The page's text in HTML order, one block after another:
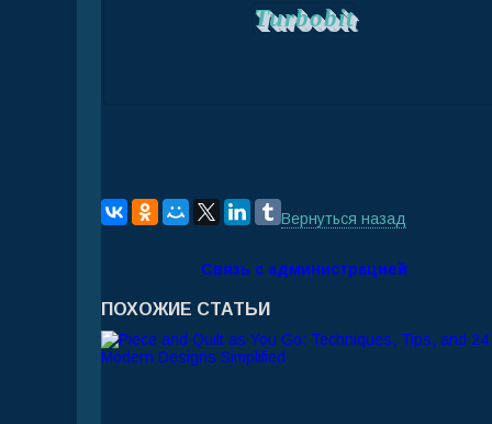
Turbobit
Вернуться назад
Связь с администрацией
ПОХОЖИЕ СТАТЬИ